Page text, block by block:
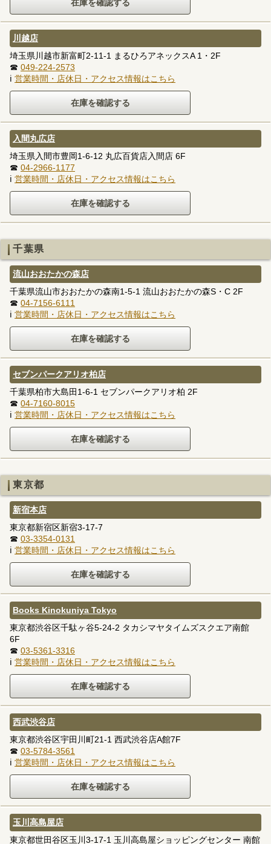
川越店
埼玉県川越市新富町2-11-1 まるひろアネックスA 1・2F
☎ 049-224-2573
ℹ 営業時間・店休日・アクセス情報はこちら
入間丸広店
埼玉県入間市豊岡1-6-12 丸広百貨店入間店 6F
☎ 04-2966-1177
ℹ 営業時間・店休日・アクセス情報はこちら
千葉県
流山おおたかの森店
千葉県流山市おおたかの森南1-5-1 流山おおたかの森S・C 2F
☎ 04-7156-6111
ℹ 営業時間・店休日・アクセス情報はこちら
セブンパークアリオ柏店
千葉県柏市大島田1-6-1 セブンパークアリオ柏 2F
☎ 04-7160-8015
ℹ 営業時間・店休日・アクセス情報はこちら
東京都
新宿本店
東京都新宿区新宿3-17-7
☎ 03-3354-0131
ℹ 営業時間・店休日・アクセス情報はこちら
Books Kinokuniya Tokyo
東京都渋谷区千駄ヶ谷5-24-2 タカシマヤタイムズスクエア南館
6F
☎ 03-5361-3316
ℹ 営業時間・店休日・アクセス情報はこちら
西武渋谷店
東京都渋谷区宇田川町21-1 西武渋谷店A館7F
☎ 03-5784-3561
ℹ 営業時間・店休日・アクセス情報はこちら
玉川高島屋店
東京都世田谷区玉川3-17-1 玉川高島屋ショッピングセンター 南館